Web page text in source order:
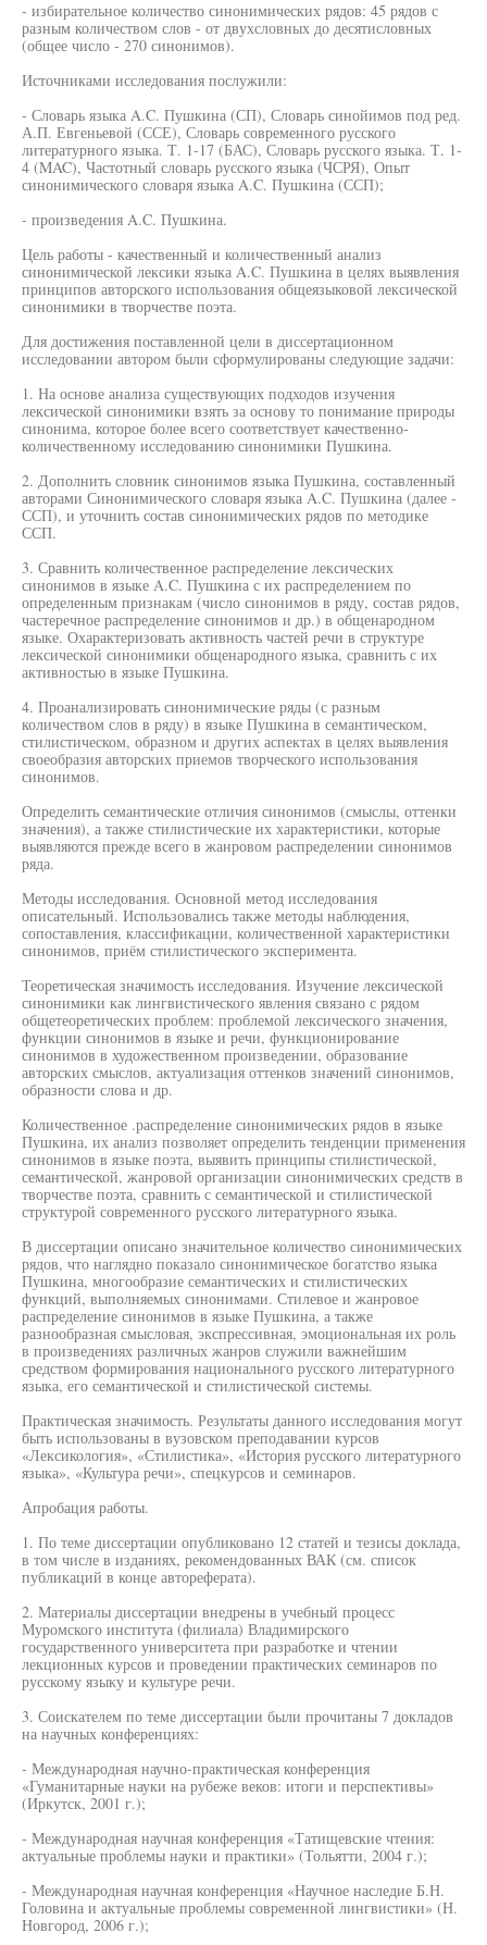
- избирательное количество синонимических рядов: 45 рядов с
разным количеством слов - от двухсловных до десятисловных
(общее число - 270 синонимов).
Источниками исследования послужили:
- Словарь языка A.C. Пушкина (СП), Словарь синойимов под ред.
А.П. Евгеньевой (ССЕ), Словарь современного русского
литературного языка. Т. 1-17 (БАС), Словарь русского языка. Т. 1-
4 (MAC), Частотный словарь русского языка (ЧСРЯ), Опыт
синонимического словаря языка A.C. Пушкина (ССП);
- произведения A.C. Пушкина.
Цель работы - качественный и количественный анализ
синонимической лексики языка A.C. Пушкина в целях выявления
принципов авторского использования общеязыковой лексической
синонимики в творчестве поэта.
Для достижения поставленной цели в диссертационном
исследовании автором были сформулированы следующие задачи:
1. На основе анализа существующих подходов изучения
лексической синонимики взять за основу то понимание природы
синонима, которое более всего соответствует качественно-
количественному исследованию синонимики Пушкина.
2. Дополнить словник синонимов языка Пушкина, составленный
авторами Синонимического словаря языка A.C. Пушкина (далее -
ССП), и уточнить состав синонимических рядов по методике
ССП.
3. Сравнить количественное распределение лексических
синонимов в языке A.C. Пушкина с их распределением по
определенным признакам (число синонимов в ряду, состав рядов,
частеречное распределение синонимов и др.) в общенародном
языке. Охарактеризовать активность частей речи в структуре
лексической синонимики общенародного языка, сравнить с их
активностью в языке Пушкина.
4. Проанализировать синонимические ряды (с разным
количеством слов в ряду) в языке Пушкина в семантическом,
стилистическом, образном и других аспектах в целях выявления
своеобразия авторских приемов творческого использования
синонимов.
Определить семантические отличия синонимов (смыслы, оттенки
значения), а также стилистические их характеристики, которые
выявляются прежде всего в жанровом распределении синонимов
ряда.
Методы исследования. Основной метод исследования
описательный. Использовались также методы наблюдения,
сопоставления, классификации, количественной характеристики
синонимов, приём стилистического эксперимента.
Теоретическая значимость исследования. Изучение лексической
синонимики как лингвистического явления связано с рядом
общетеоретических проблем: проблемой лексического значения,
функции синонимов в языке и речи, функционирование
синонимов в художественном произведении, образование
авторских смыслов, актуализация оттенков значений синонимов,
образности слова и др.
Количественное .распределение синонимических рядов в языке
Пушкина, их анализ позволяет определить тенденции применения
синонимов в языке поэта, выявить принципы стилистической,
семантической, жанровой организации синонимических средств в
творчестве поэта, сравнить с семантической и стилистической
структурой современного русского литературного языка.
В диссертации описано значительное количество синонимических
рядов, что наглядно показало синонимическое богатство языка
Пушкина, многообразие семантических и стилистических
функций, выполняемых синонимами. Стилевое и жанровое
распределение синонимов в языке Пушкина, а также
разнообразная смысловая, экспрессивная, эмоциональная их роль
в произведениях различных жанров служили важнейшим
средством формирования национального русского литературного
языка, его семантической и стилистической системы.
Практическая значимость. Результаты данного исследования могут
быть использованы в вузовском преподавании курсов
«Лексикология», «Стилистика», «История русского литературного
языка», «Культура речи», спецкурсов и семинаров.
Апробация работы.
1. По теме диссертации опубликовано 12 статей и тезисы доклада,
в том числе в изданиях, рекомендованных ВАК (см. список
публикаций в конце автореферата).
2. Материалы диссертации внедрены в учебный процесс
Муромского института (филиала) Владимирского
государственного университета при разработке и чтении
лекционных курсов и проведении практических семинаров по
русскому языку и культуре речи.
3. Соискателем по теме диссертации были прочитаны 7 докладов
на научных конференциях:
- Международная научно-практическая конференция
«Гуманитарные науки на рубеже веков: итоги и перспективы»
(Иркутск, 2001 г.);
- Международная научная конференция «Татищевские чтения:
актуальные проблемы науки и практики» (Тольятти, 2004 г.);
- Международная научная конференция «Научное наследие Б.Н.
Головина и актуальные проблемы современной лингвистики» (Н.
Новгород, 2006 г.);